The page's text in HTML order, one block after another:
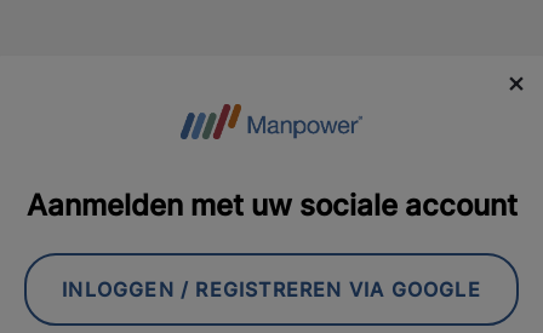
Aanmelden met uw sociale account
INLOGGEN / REGISTREREN VIA GOOGLE
×